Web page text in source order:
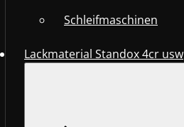
Schleifmaschinen
Lackmaterial Standox 4cr usw